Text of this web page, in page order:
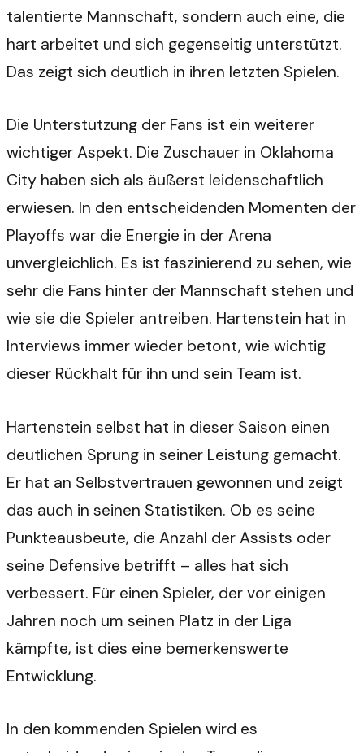
talentierte Mannschaft, sondern auch eine, die
hart arbeitet und sich gegenseitig unterstützt.
Das zeigt sich deutlich in ihren letzten Spielen.
Die Unterstützung der Fans ist ein weiterer
wichtiger Aspekt. Die Zuschauer in Oklahoma
City haben sich als äußerst leidenschaftlich
erwiesen. In den entscheidenden Momenten der
Playoffs war die Energie in der Arena
unvergleichlich. Es ist faszinierend zu sehen, wie
sehr die Fans hinter der Mannschaft stehen und
wie sie die Spieler antreiben. Hartenstein hat in
Interviews immer wieder betont, wie wichtig
dieser Rückhalt für ihn und sein Team ist.
Hartenstein selbst hat in dieser Saison einen
deutlichen Sprung in seiner Leistung gemacht.
Er hat an Selbstvertrauen gewonnen und zeigt
das auch in seinen Statistiken. Ob es seine
Punkteausbeute, die Anzahl der Assists oder
seine Defensive betrifft – alles hat sich
verbessert. Für einen Spieler, der vor einigen
Jahren noch um seinen Platz in der Liga
kämpfte, ist dies eine bemerkenswerte
Entwicklung.
In den kommenden Spielen wird es